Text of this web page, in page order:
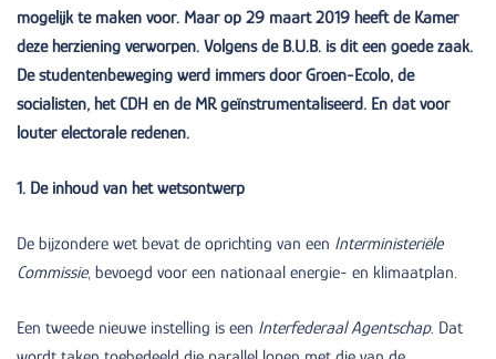
mogelijk te maken voor. Maar op 29 maart 2019 heeft de Kamer
deze herziening verworpen. Volgens de B.U.B. is dit een goede zaak.
De studentenbeweging werd immers door Groen-Ecolo, de
socialisten, het CDH en de MR geïnstrumentaliseerd. En dat voor
louter electorale redenen.
1. De inhoud van het wetsontwerp
De bijzondere wet bevat de oprichting van een Interministeriële
Commissie, bevoegd voor een nationaal energie- en klimaatplan.
Een tweede nieuwe instelling is een Interfederaal Agentschap. Dat